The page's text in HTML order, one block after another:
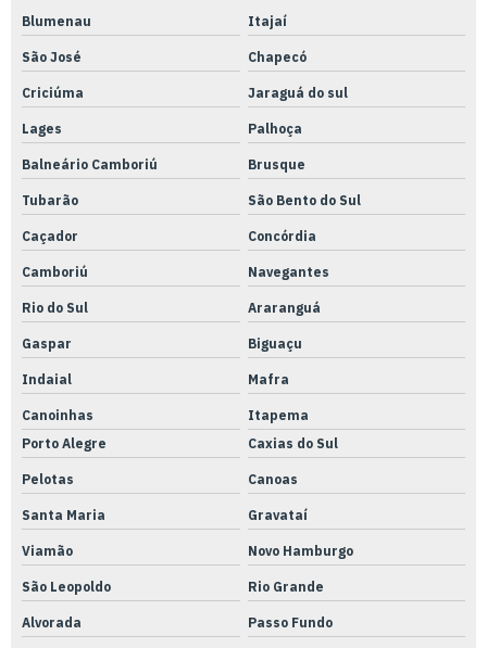
Torno cnc manual
Torno cnc usinagem
Tubo pu 10mm
Tubo pu 8mm
Tubo pu azul
Usinagem para acabamento
Usinagem de aço
Usinagem canal de chaveta
Usinagem centro de usinagem
Usinagem chaveta interna
Usinagem cnc alumínio
Usinagem cnc fresadora
Usinagem cnc serviços
Blumenau Itajaí
São José Chapecó
Criciúma Jaraguá do sul
Lages Palhoça
Balneário Camboriú Brusque
Tubarão São Bento do Sul
Caçador Concórdia
Camboriú Navegantes
Rio do Sul Araranguá
Gaspar Biguaçu
Indaial Mafra
Canoinhas
Itapema
Porto Alegre
Caxias do Sul
Pelotas Canoas
Santa Maria Gravataí
Viamão Novo Hamburgo
São Leopoldo Rio Grande
Alvorada Passo Fundo